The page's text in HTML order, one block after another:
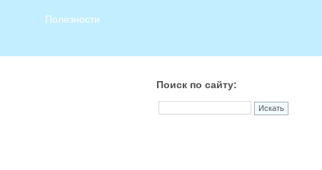
Полезности
Поиск по сайту: